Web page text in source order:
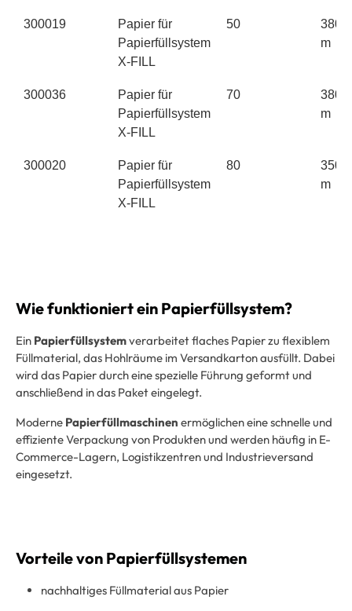
300019
Papier für
Papierfüllsystem
X-FILL
50
380
m
300036
Papier für
Papierfüllsystem
X-FILL
70
380
m
300020
Papier für
Papierfüllsystem
X-FILL
80
350
m
Wie funktioniert ein Papierfüllsystem?
Ein Papierfüllsystemverarbeitet flaches Papier zu flexiblem
Füllmaterial, das Hohlräume im Versandkarton ausfüllt. Dabei
wird das Papier durch eine spezielle Führung geformt und
anschließend in das Paket eingelegt.
Moderne Papierfüllmaschinen ermöglichen eine schnelle und
effiziente Verpackung von Produkten und werden häufig in E-
Commerce-Lagern, Logistikzentren und Industrieversand
eingesetzt.
Vorteile von Papierfüllsystemen
nachhaltiges Füllmaterial aus Papier